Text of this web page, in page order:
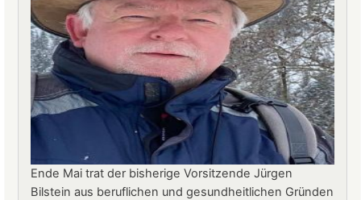
Ende Mai trat der bisherige Vorsitzende Jürgen
Bilstein aus beruflichen und gesundheitlichen Gründen